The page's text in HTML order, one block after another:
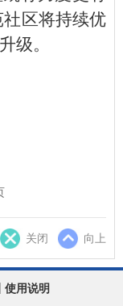
区将持续优
级。
关闭 向上
使用说明